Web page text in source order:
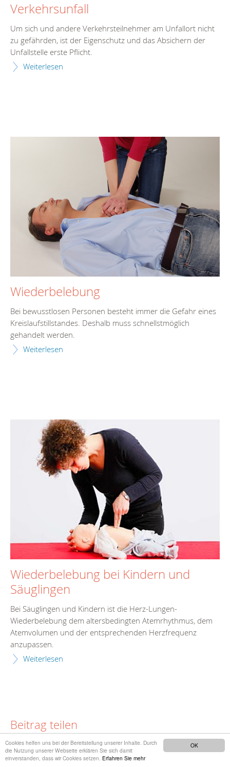
OK
Cookies helfen uns bei der Bereitstellung unserer Inhalte. Durch
die Nutzung unserer Webseite erklären Sie sich damit
einverstanden, dass wir Cookies setzen. Erfahren Sie mehr
Verkehrsunfall
Um sich und andere Verkehrsteilnehmer am Unfallort nicht
zu gefährden, ist der Eigenschutz und das Absichern der
Unfallstelle erste Pflicht.
Weiterlesen
Wiederbelebung
Bei bewusstlosen Personen besteht immer die Gefahr eines
Kreislaufstillstandes. Deshalb muss schnellstmöglich
gehandelt werden.
Weiterlesen
Wiederbelebung bei Kindern und
Säuglingen
Bei Säuglingen und Kindern ist die Herz-Lungen-
Wiederbelebung dem altersbedingten Atemrhythmus, dem
Atemvolumen und der entsprechenden Herzfrequenz
anzupassen.
Weiterlesen
Beitrag teilen